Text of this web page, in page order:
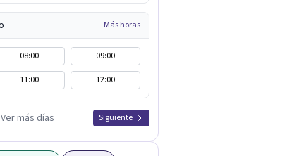
Más horas
08:00
09:00
11:00 12:00
Ver más días Siguiente